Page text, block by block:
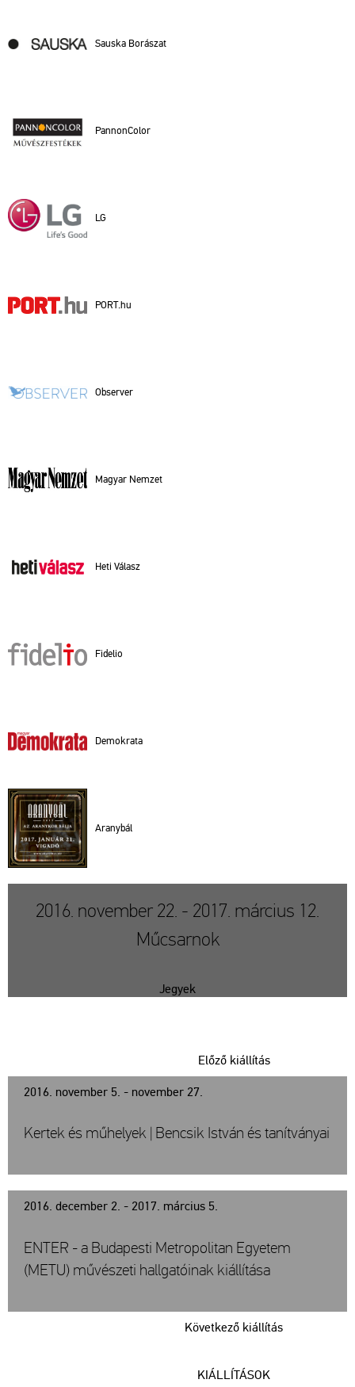
Sa­us­ka Bo­rá­szat
Pan­non­Col­or
LG
PORT.​hu
Ob­ser­ver
Ma­gyar Nem­zet
Heti Vá­lasz
Fi­de­lio
De­mok­ra­ta
Arany­bál
2016. november 22. - 2017. március 12.
Műcsarnok
Jegyek
2016. november 5. - november 27.
Előző kiállítás
Kertek és műhelyek | Bencsik István és tanítványai
2016. december 2. - 2017. március 5.
Következő kiállítás
ENTER - a Budapesti Metropolitan Egyetem
(METU) művészeti hallgatóinak kiállítása
KIÁLLÍTÁSOK